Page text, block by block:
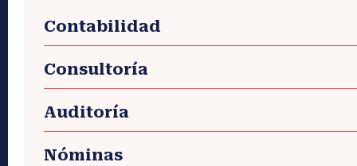
Contabilidad
Consultoría
Auditoría
Nóminas